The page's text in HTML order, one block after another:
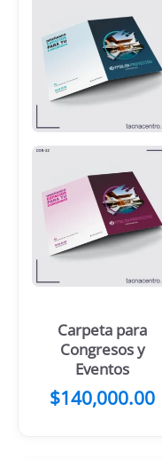
Carpeta para
Congresos y
Eventos
$140,000.00